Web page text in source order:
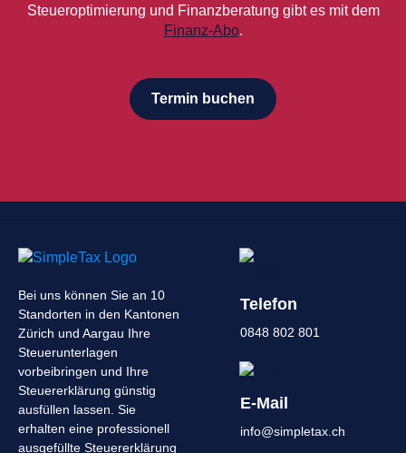
Steueroptimierung und Finanzberatung gibt es mit dem
Finanz-Abo.
Termin buchen
Bei uns können Sie an 10
Standorten in den Kantonen
Zürich und Aargau Ihre
Steuerunterlagen
vorbeibringen und Ihre
Steuererklärung günstig
ausfüllen lassen. Sie
erhalten eine professionell
ausgefüllte Steuererklärung
Telefon
0848 802 801
E-Mail
info@simpletax.ch